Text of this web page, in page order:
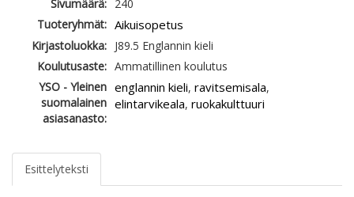
Sivumäärä: 240
Tuoteryhmät: Aikuisopetus
Kirjastoluokka: J89.5 Englannin kieli
Koulutusaste: Ammatillinen koulutus
YSO - Yleinen
suomalainen
asiasanasto:
englannin kieli, ravitsemisala,
elintarvikeala, ruokakulttuuri
Esittelyteksti